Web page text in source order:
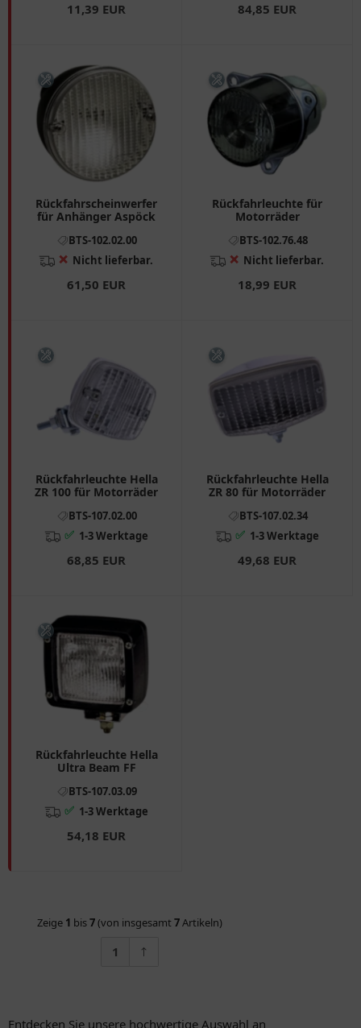
11,39 EUR 84,85 EUR
Rückfahrscheinwerfer
für Anhänger Aspöck
BTS-102.02.00
❌ Nicht lieferbar.
61,50 EUR
Rückfahrleuchte für
Motorräder
BTS-102.76.48
❌ Nicht lieferbar.
18,99 EUR
Rückfahrleuchte Hella
ZR 100 für Motorräder
BTS-107.02.00
✅ 1-3 Werktage
68,85 EUR
Rückfahrleuchte Hella
ZR 80 für Motorräder
BTS-107.02.34
✅ 1-3 Werktage
49,68 EUR
Rückfahrleuchte Hella
Ultra Beam FF
BTS-107.03.09
✅ 1-3 Werktage
54,18 EUR
Zeige 1 bis7(von insgesamt 7Artikeln)
1
Entdecken Sie unsere hochwertige Auswahl an